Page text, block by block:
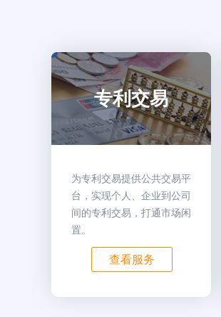
专利交易
为专利交易提供公共交易平
台，实现个人、企业到公司
间的专利交易，打通市场闲
置。
查看服务